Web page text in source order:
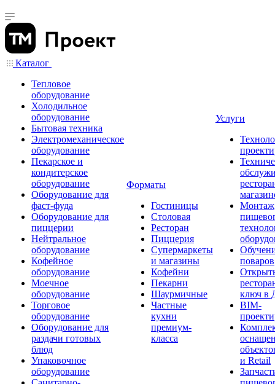
Каталог
Тепловое
оборудование
Холодильное
оборудование
Бытовая техника
Электромеханическое
оборудование
Пекарское и
кондитерское
оборудование
Оборудование для
фаст-фуда
Оборудование для
пиццерии
Нейтральное
оборудование
Кофейное
оборудование
Моечное
оборудование
Торговое
оборудование
Оборудование для
раздачи готовых
блюд
Упаковочное
оборудование
Форматы
Гостиницы
Столовая
Ресторан
Пиццерия
Супермаркеты
и магазины
Кофейни
Пекарни
Шаурмичные
Частные
кухни
премиум-
класса
Услуги
Монтаж
поваров
ключ в
BIM-
и Retail